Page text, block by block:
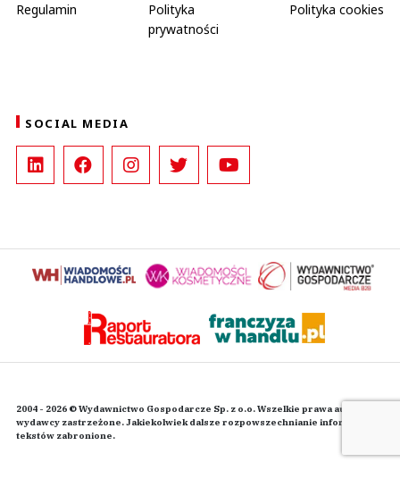
Regulamin
Polityka
prywatności
Polityka cookies
SOCIAL MEDIA
2004 - 2026 © Wydawnictwo Gospodarcze Sp. z o.o. Wszelkie prawa autorskie
wydawcy zastrzeżone. Jakiekolwiek dalsze rozpowszechnianie informacji i
tekstów zabronione.